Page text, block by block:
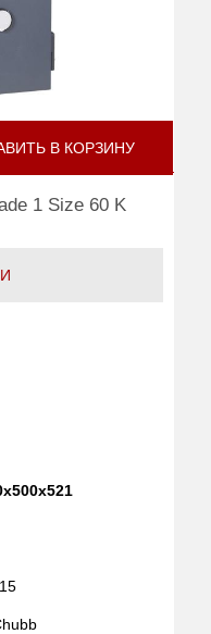
В КОРЗИНУ
1 Size 60 K